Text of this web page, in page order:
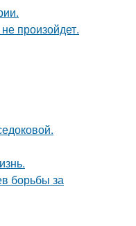
произойдет.
борьбы за